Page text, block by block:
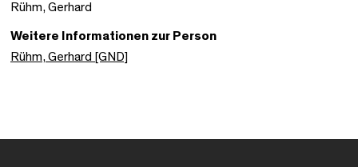
Rühm, Gerhard
Weitere Informationen zur Person
Rühm, Gerhard [GND]